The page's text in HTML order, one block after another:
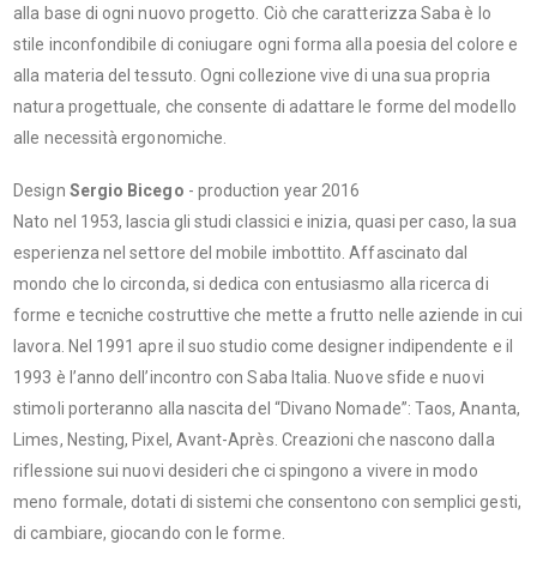
alla base di ogni nuovo progetto. Ciò che caratterizza Saba è lo
stile inconfondibile di coniugare ogni forma alla poesia del colore e
alla materia del tessuto. Ogni collezione vive di una sua propria
natura progettuale, che consente di adattare le forme del modello
alle necessità ergonomiche.
Design Sergio Bicego - production year 2016
Nato nel 1953, lascia gli studi classici e inizia, quasi per caso, la sua
esperienza nel settore del mobile imbottito. Affascinato dal
mondo che lo circonda, si dedica con entusiasmo alla ricerca di
forme e tecniche costruttive che mette a frutto nelle aziende in cui
lavora. Nel 1991 apre il suo studio come designer indipendente e il
1993 è l’anno dell’incontro con Saba Italia. Nuove sfide e nuovi
stimoli porteranno alla nascita del “Divano Nomade”: Taos, Ananta,
Limes, Nesting, Pixel, Avant-Après. Creazioni che nascono dalla
riflessione sui nuovi desideri che ci spingono a vivere in modo
meno formale, dotati di sistemi che consentono con semplici gesti,
di cambiare, giocando con le forme.